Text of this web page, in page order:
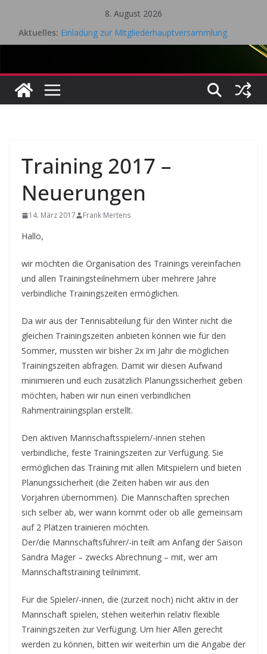
8. August 2026
Aktuelles: Einladung zur Mitgliederhauptversammlung
Eifel Cup – LK Turnier
Gesamtvorstandssitzung – 21. April 2026
Training 2017 –
Neuerungen
14. März 2017 Frank Mertens
Hallo,
wir möchten die Organisation des Trainings vereinfachen
und allen Trainingsteilnehmern über mehrere Jahre
verbindliche Trainingszeiten ermöglichen.
Da wir aus der Tennisabteilung für den Winter nicht die
gleichen Trainingszeiten anbieten können wie für den
Sommer, mussten wir bisher 2x im Jahr die möglichen
Trainingszeiten abfragen. Damit wir diesen Aufwand
minimieren und euch zusätzlich Planungssicherheit geben
möchten, haben wir nun einen verbindlichen
Rahmentrainingsplan erstellt.
Den aktiven Mannschaftsspielern/-innen stehen
verbindliche, feste Trainingszeiten zur Verfügung. Sie
ermöglichen das Training mit allen Mitspielern und bieten
Planungssicherheit (die Zeiten haben wir aus den
Vorjahren übernommen). Die Mannschaften sprechen
sich selber ab, wer wann kommt oder ob alle gemeinsam
auf 2 Plätzen trainieren möchten.
Der/die Mannschaftsführer/-in teilt am Anfang der Saison
Sandra Mager – zwecks Abrechnung – mit, wer am
Mannschaftstraining teilnimmt.
Für die Spieler/-innen, die (zurzeit noch) nicht aktiv in der
Mannschaft spielen, stehen weiterhin relativ flexible
Trainingszeiten zur Verfügung. Um hier Allen gerecht
werden zu können, bitten wir weiterhin um die Angabe der